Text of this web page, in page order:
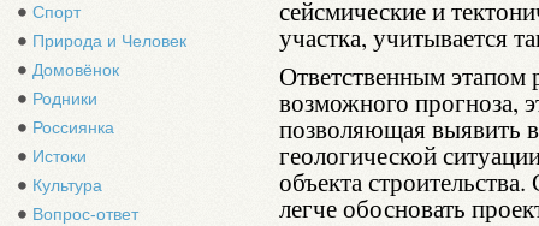
Спорт
Природа и Человек
Домовёнок
Родники
Россиянка
Истоки
Культура
Вопрос-ответ
сейсмические и
участка, учитывается
Ответственным этапом
возможного прогноза,
позволяющая выявить
геологической
объекта
легче обосновать